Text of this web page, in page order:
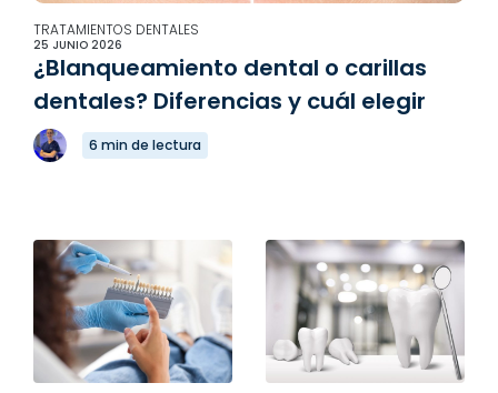
TRATAMIENTOS DENTALES
25 JUNIO 2026
¿Blanqueamiento dental o carillas
dentales? Diferencias y cuál elegir
6 min de lectura